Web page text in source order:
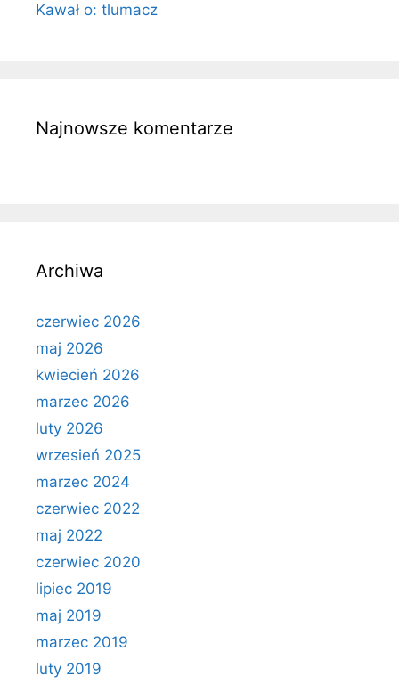
Kawał o: tlumacz
Najnowsze komentarze
Archiwa
czerwiec 2026
maj 2026
kwiecień 2026
marzec 2026
luty 2026
wrzesień 2025
marzec 2024
czerwiec 2022
maj 2022
czerwiec 2020
lipiec 2019
maj 2019
marzec 2019
luty 2019